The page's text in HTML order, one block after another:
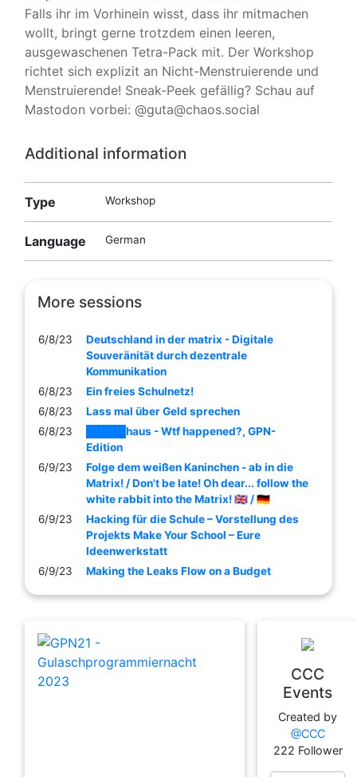
Falls ihr im Vorhinein wisst, dass ihr mitmachen
wollt, bringt gerne trotzdem einen leeren,
ausgewaschenen Tetra-Pack mit. Der Workshop
richtet sich explizit an Nicht-Menstruierende und
Menstruierende! Sneak-Peek gefällig? Schau auf
Mastodon vorbei: @guta@chaos.social
Additional information
Type Workshop
Language German
More sessions
6/8/23
Deutschland in der matrix - Digitale
Souveränität durch dezentrale
Kommunikation
6/8/23
Ein freies Schulnetz!
6/8/23
Lass mal über Geld sprechen
6/8/23
█████haus - Wtf happened?, GPN-
Edition
6/9/23
Folge dem weißen Kaninchen - ab in die
Matrix! / Don't be late! Oh dear... follow the
white rabbit into the Matrix! 🇬🇧 / 🇩🇪
6/9/23
Hacking für die Schule – Vorstellung des
Projekts Make Your School – Eure
Ideenwerkstatt
6/9/23
Making the Leaks Flow on a Budget
CCC
Events
Created by
@CCC
222 Follower